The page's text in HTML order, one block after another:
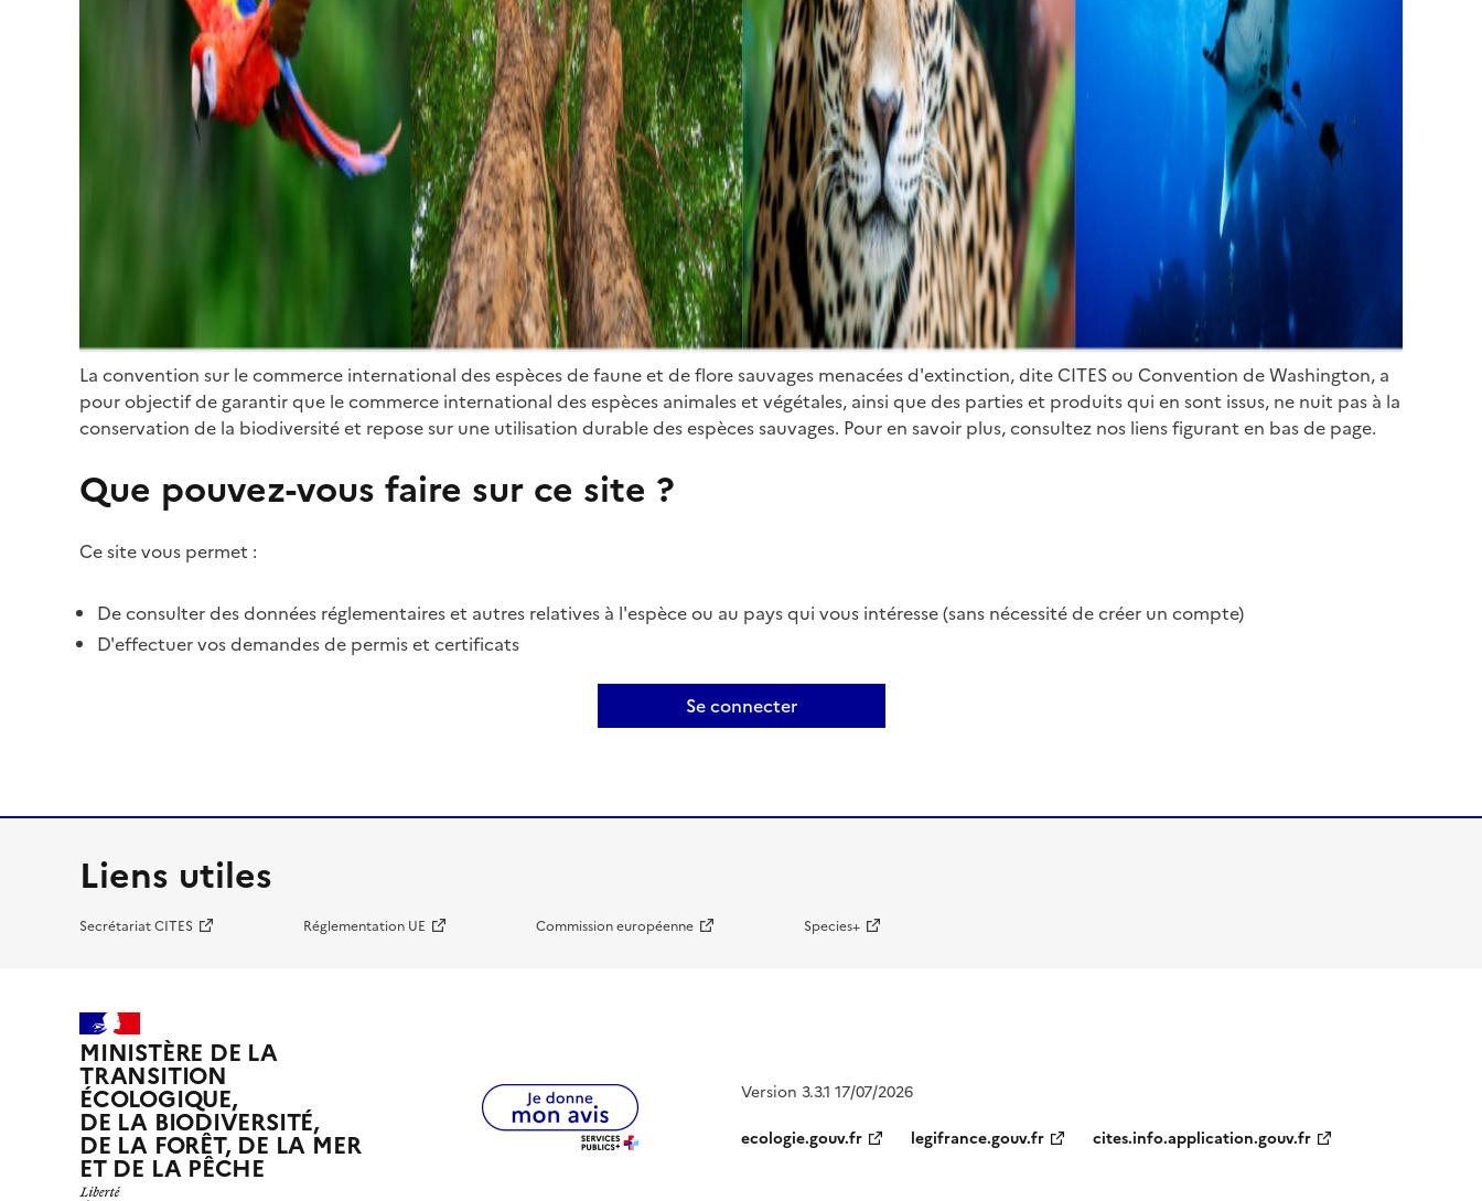
La convention sur le commerce international des espèces de faune et de flore sauvages menacées d'extinction, dite CITES ou Convention de Washington, a
pour objectif de garantir que le commerce international des espèces animales et végétales, ainsi que des parties et produits qui en sont issus, ne nuit pas à la
conservation de la biodiversité et repose sur une utilisation durable des espèces sauvages. Pour en savoir plus, consultez nos liens figurant en bas de page.
Que pouvez-vous faire sur ce site ?
Ce site vous permet :
De consulter des données réglementaires et autres relatives à l'espèce ou au pays qui vous intéresse (sans nécessité de créer un compte)
D'effectuer vos demandes de permis et certificats
Se connecter
Liens utiles
Secrétariat CITES Réglementation UE Commission européenne Species+
MINISTÈRE DE LA
TRANSITION
ÉCOLOGIQUE,
DE LA BIODIVERSITÉ,
DE LA FORÊT, DE LA MER
ET DE LA PÊCHE
Version 3.3.1 17/07/2026
ecologie.gouv.fr
legifrance.gouv.fr cites.info.application.gouv.fr